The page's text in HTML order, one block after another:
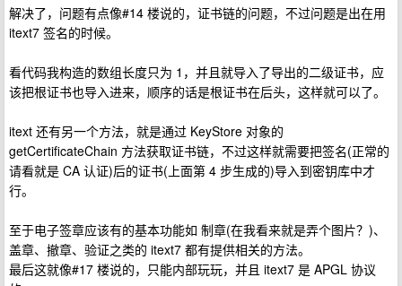
解决了，问题有点像#14 楼说的，证书链的问题，不过问题是出在用
itext7 签名的时候。
看代码我构造的数组长度只为 1，并且就导入了导出的二级证书，应
该把根证书也导入进来，顺序的话是根证书在后头，这样就可以了。
itext 还有另一个方法，就是通过 KeyStore 对象的
getCertificateChain 方法获取证书链，不过这样就需要把签名(正常的
请看就是 CA 认证)后的证书(上面第 4 步生成的)导入到密钥库中才
行。
至于电子签章应该有的基本功能如 制章(在我看来就是弄个图片？)、
盖章、撤章、验证之类的 itext7 都有提供相关的方法。
最后这就像#17 楼说的，只能内部玩玩，并且 itext7 是 APGL 协议